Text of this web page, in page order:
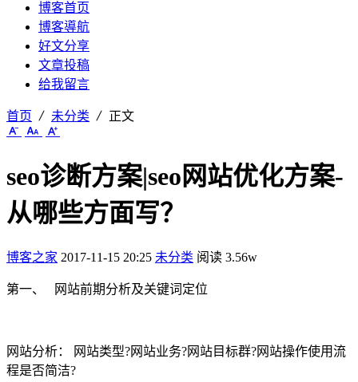
博客首页
博客導航
好文分享
文章投稿
给我留言
首页 未分类 正文
seo诊断方案|seo网站优化方案-
从哪些方面写？
博客之家 2017-11-15 20:25 未分类 阅读 3.56w
第一、 网站前期分析及关键词定位
网站分析： 网站类型?网站业务?网站目标群?网站操作使用流
程是否简洁?